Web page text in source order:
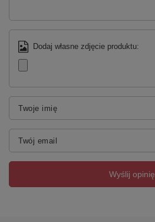
Dodaj własne zdjęcie produktu:
Twoje imię
Twój email
Wyślij opinię